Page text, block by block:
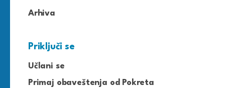
Arhiva
Priključi se
Učlani se
Primaj obaveštenja od Pokreta